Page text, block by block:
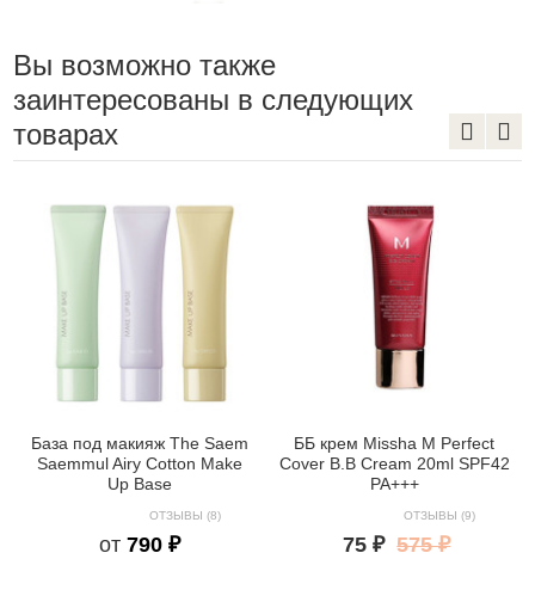
Вы возможно также
заинтересованы в следующих
товарах
База под макияж The Saem
Saemmul Airy Cotton Make
Up Base
ОТЗЫВЫ (8)
от790 ₽
ББ крем Missha M Perfect
Cover B.B Cream 20ml SPF42
PA+++
ОТЗЫВЫ (9)
75 ₽ 575 ₽